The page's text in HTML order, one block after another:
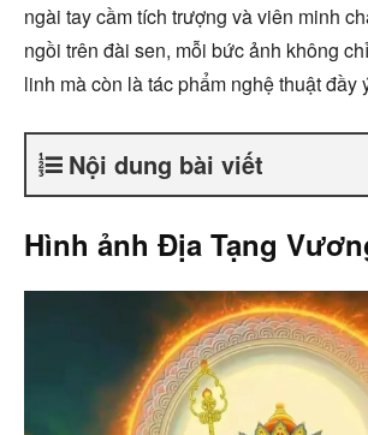
ngài tay cầm tích trượng và viên minh
ngồi trên đài sen, mỗi bức ảnh không
linh mà còn là tác phẩm nghệ thuật đầy
Nội dung bài viết
Hình ảnh Địa Tạng